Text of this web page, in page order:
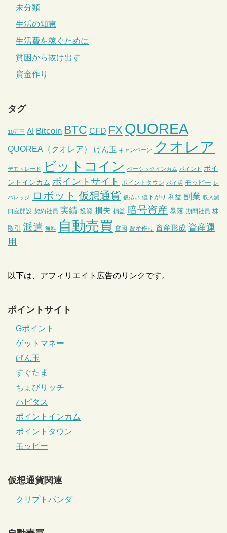
未分類
生活の知恵
生活費を稼ぐために
貧困から抜け出す
資金作り
タグ
10万円 AI Bitcoin BTC CFD FX QUOREA
QUOREA（クオレア） げん玉 キャンペーン クオレア
デモトレード ビットコイン ベーシックインカム ポイント ポイ
ントインカム ポイントサイト ポイントタウン ポイ活 モッピー レ
バレッジ ロボット 仮想通貨 仮払い 値下がり 利益 副業 収入減
口座開設 契約社員 実績 投資 損失 損益 暗号資産 暴落 期間社員 株
取引 派遣 無料 自動売買 貧困 資産作り 資産形成 資産運
用
以下は、アフィリエイト広告のリンクです。
ポイントサイト
Gポイント
ゲットマネー
げん玉
すぐたま
ちょびリッチ
ハピタス
ポイントインカム
ポイントタウン
モッピー
仮想通貨関連
クリプトパンダ